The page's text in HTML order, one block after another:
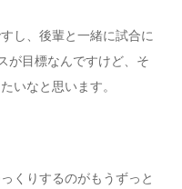
し、後輩と一緒に試合に
が目標なんですけど、そ
いなと思います。
くりするのがもうずっと